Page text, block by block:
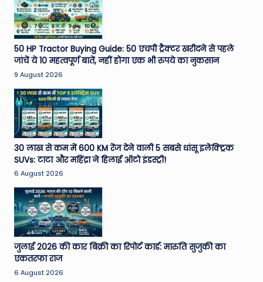
o
rl
d
50 HP Tractor Buying Guide: 50 एचपी ट्रैक्टर खरीदने से पहले
जांचें ये 10 महत्वपूर्ण बातें, नहीं होगा एक भी रुपये का नुकसान
9 August 2026
30 लाख से कम में 600 KM रेंज देने वाली 5 सबसे धांसू इलेक्ट्रिक
SUVs: टाटा और महिंद्रा ने हिलाई ऑटो इंडस्ट्री!
6 August 2026
जुलाई 2026 की कार बिक्री का रिपोर्ट कार्ड: मारुति सुजुकी का
एकतरफा राज
6 August 2026